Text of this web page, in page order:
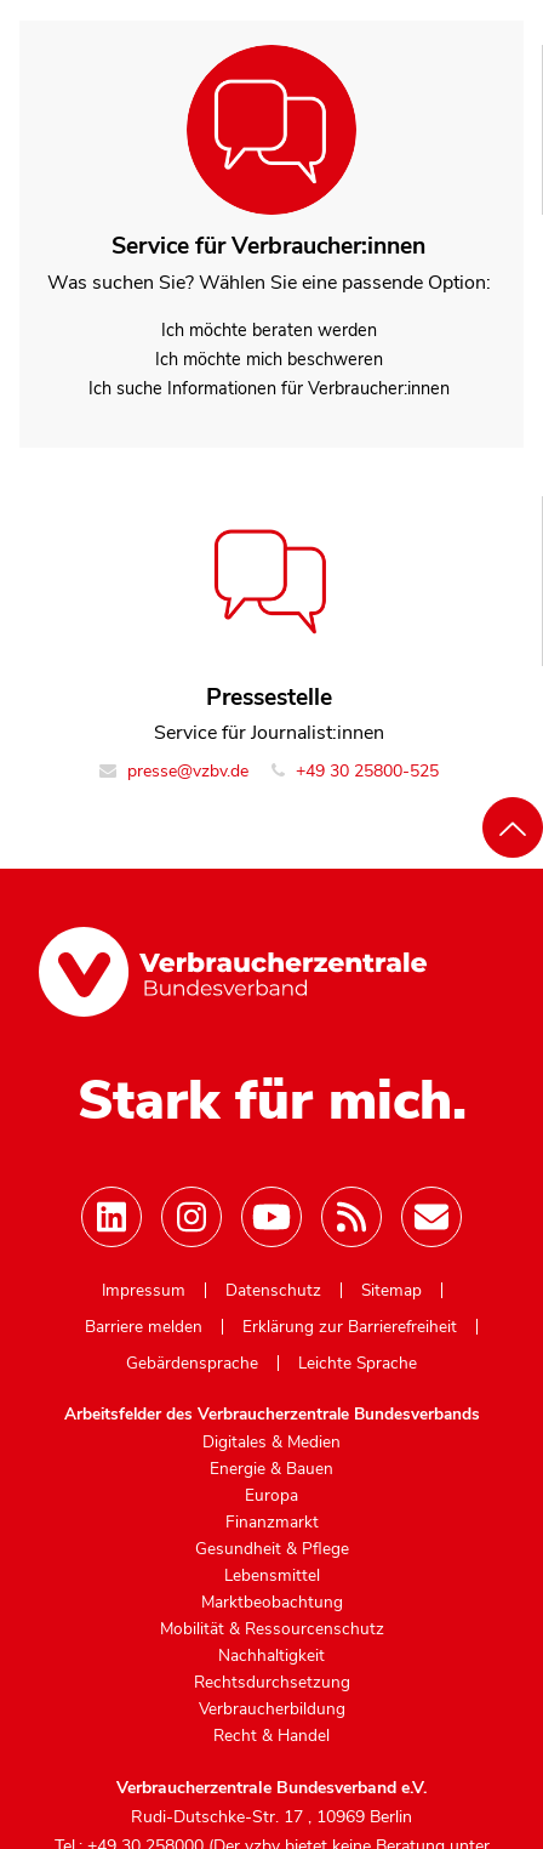
Service für Verbraucher:innen
Was suchen Sie? Wählen Sie eine passende Option:
Ich möchte beraten werden
Ich möchte mich beschweren
Ich suche Informationen für Verbraucher:innen
Pressestelle
Service für Journalist:innen
presse@vzbv.de +49 30 25800-525
Stark für mich.
Impressum
Datenschutz
Sitemap
Barriere melden
Erklärung zur Barrierefreiheit
Gebärdensprache
Leichte Sprache
Arbeitsfelder des Verbraucherzentrale Bundesverbands
Digitales & Medien
Energie & Bauen
Europa
Finanzmarkt
Gesundheit & Pflege
Lebensmittel
Marktbeobachtung
Mobilität & Ressourcenschutz
Nachhaltigkeit
Rechtsdurchsetzung
Verbraucherbildung
Recht & Handel
Verbraucherzentrale Bundesverband e.V.
Rudi-Dutschke-Str. 17 , 10969 Berlin